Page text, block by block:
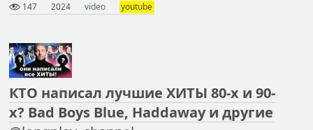
147 2024 video youtube
КТО написал лучшие ХИТЫ 80-х и 90-
х? Bad Boys Blue, Haddaway и другие